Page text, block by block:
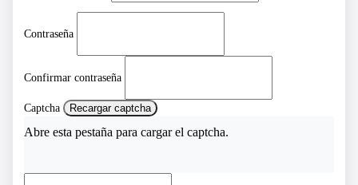
Contraseña
Confirmar contraseña
Captcha Recargar captcha
Abre esta pestaña para cargar el captcha.